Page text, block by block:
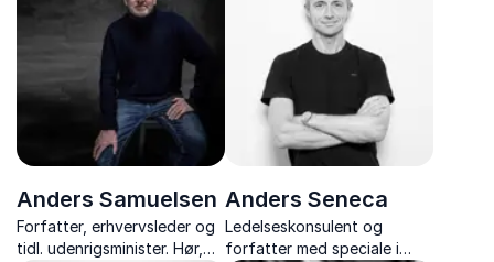
moderne krigsførelse –
kendt fra medier, podcasts
og YouTube.
balance i arbejde- og
Anders Samuelsen
Forfatter, erhvervsleder og
tidl. udenrigsminister. Hør,
Anders Seneca
Ledelseskonsulent og
forfatter med speciale i